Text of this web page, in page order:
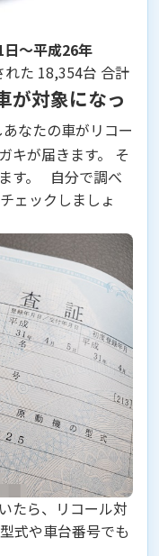
～平成26年
れた 18,354台 合計
が対象になっ
なたの車がリコー
キが届きます。 そ
す。 自分で調べ
ェックしましょ
たら、リコール対
式や車台番号でも